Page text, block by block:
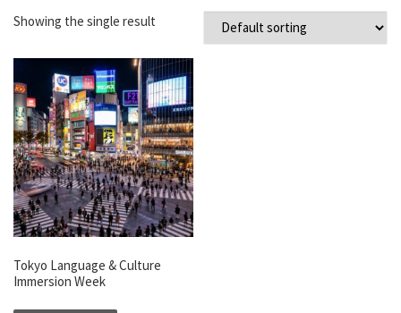
Showing the single result
Tokyo Language & Culture
Immersion Week